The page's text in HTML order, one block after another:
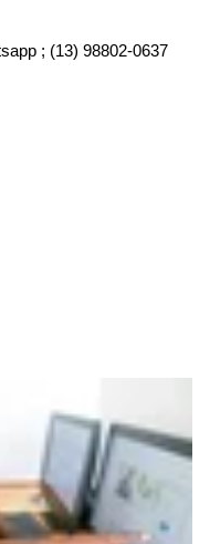
; (13) 98802-0637